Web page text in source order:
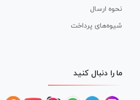
نحوه ارسال
شیوه‌های پرداخت
ما را دنبال کنید